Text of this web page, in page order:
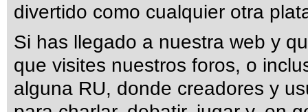
divertido como cualquier otra
Si has llegado a nuestra web y
que visites nuestros foros, o
alguna RU, donde creadores y